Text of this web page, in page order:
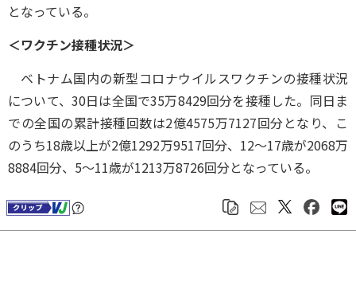
となっている。
＜ワクチン接種状況＞
ベトナム国内の新型コロナウイルスワクチンの接種状況
について、30日は全国で35万8429回分を接種した。同日ま
での全国の累計接種回数は2億4575万7127回分となり、こ
のうち18歳以上が2億1292万9517回分、12～17歳が2068万
8884回分、5～11歳が1213万8726回分となっている。